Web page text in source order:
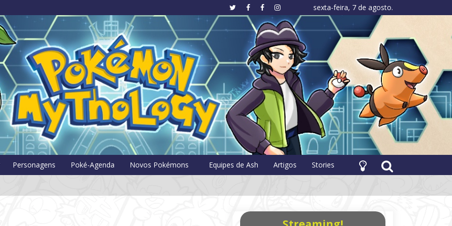
sexta-feira, 7 de agosto.
Pokémon Mythology
Personagens Poké-Agenda Novos Pokémons Equipes de Ash Artigos Stories